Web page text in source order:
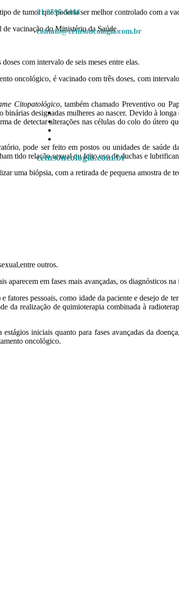
de tumor que poderia ser melhor controlado com a
vacinação do Ministério da Saúde.
com intervalo de seis meses entre elas.
oncológico, é vacinado com três doses, com
Citopatológico, também chamado Preventivo ou
designadas mulheres ao nascer. Devido à
de detectar alterações nas células do colo do útero
pode ser feito em postos ou unidades de saúde
tido relação sexual ou feito uso de duchas e
uma biópsia, com a retirada de pequena amostra de
entre outros.
aparecem em fases mais avançadas, os diagnósticos
fatores pessoais, como idade da paciente e desejo de
da realização de quimioterapia combinada à
iniciais quanto para fases avançadas da
oncológico.
31 3595-5444
contato@cetusoncologia.com.br
cetusoncologia.com.br